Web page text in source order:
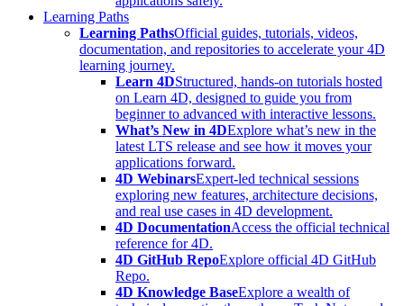
Learning Paths
Learning PathsOfficial guides, tutorials, videos,
documentation, and repositories to accelerate your 4D
learning journey.
Learn 4DStructured, hands-on tutorials hosted
on Learn 4D, designed to guide you from
beginner to advanced with interactive lessons.
What’s New in 4DExplore what’s new in the
latest LTS release and see how it moves your
applications forward.
4D WebinarsExpert-led technical sessions
exploring new features, architecture decisions,
and real use cases in 4D development.
4D DocumentationAccess the official technical
reference for 4D.
4D GitHub RepoExplore official 4D GitHub
Repo.
4D Knowledge BaseExplore a wealth of